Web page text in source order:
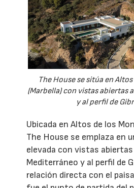
The House se sitúa en
(Marbella) con vistas abiertas
y al perfil de
Ubicada en Altos de los
The House se emplaza en
elevada con vistas
Mediterráneo y al perfil de
relación directa con el